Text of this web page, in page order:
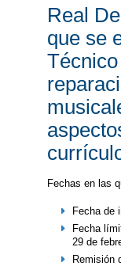
Real
que se
Fechas en las
Fecha de
Fecha
29 de
Remisión